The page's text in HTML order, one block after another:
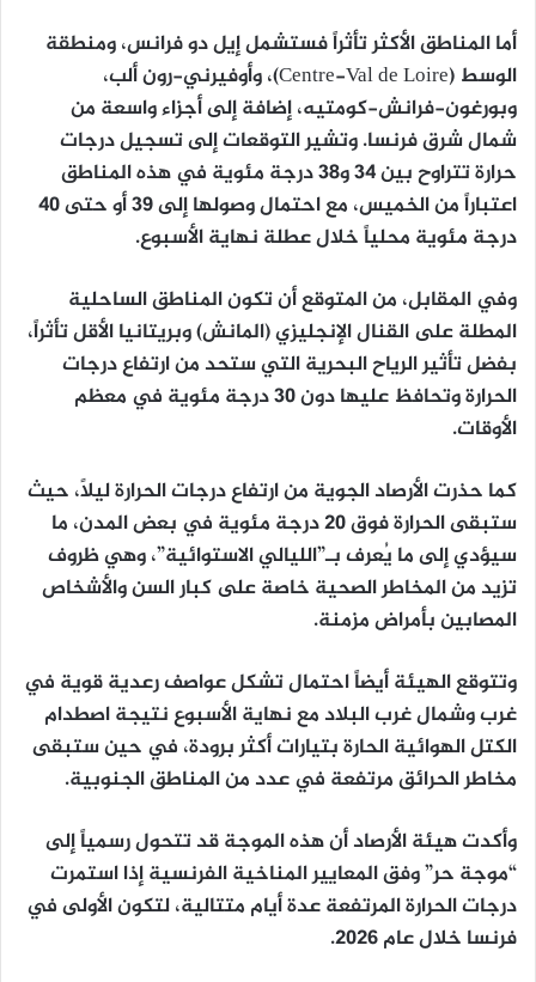
أما المناطق الأكثر تأثراً فستشمل إيل دو فرانس، ومنطقة
الوسط (Centre-Val de Loire)، وأوفيرني-رون ألب،
وبورغون-فرانش-كومتيه، إضافة إلى أجزاء واسعة من
شمال شرق فرنسا. وتشير التوقعات إلى تسجيل درجات
حرارة تتراوح بين 34 و38 درجة مئوية في هذه المناطق
اعتباراً من الخميس، مع احتمال وصولها إلى 39 أو حتى 40
درجة مئوية محلياً خلال عطلة نهاية الأسبوع.
وفي المقابل، من المتوقع أن تكون المناطق الساحلية
المطلة على القنال الإنجليزي (المانش) وبريتانيا الأقل تأثراً،
بفضل تأثير الرياح البحرية التي ستحد من ارتفاع درجات
الحرارة وتحافظ عليها دون 30 درجة مئوية في معظم
الأوقات.
كما حذرت الأرصاد الجوية من ارتفاع درجات الحرارة ليلاً، حيث
ستبقى الحرارة فوق 20 درجة مئوية في بعض المدن، ما
سيؤدي إلى ما يُعرف بـ”الليالي الاستوائية”، وهي ظروف
تزيد من المخاطر الصحية خاصة على كبار السن والأشخاص
المصابين بأمراض مزمنة.
وتتوقع الهيئة أيضاً احتمال تشكل عواصف رعدية قوية في
غرب وشمال غرب البلاد مع نهاية الأسبوع نتيجة اصطدام
الكتل الهوائية الحارة بتيارات أكثر برودة، في حين ستبقى
مخاطر الحرائق مرتفعة في عدد من المناطق الجنوبية.
وأكدت هيئة الأرصاد أن هذه الموجة قد تتحول رسمياً إلى
“موجة حر” وفق المعايير المناخية الفرنسية إذا استمرت
درجات الحرارة المرتفعة عدة أيام متتالية، لتكون الأولى في
فرنسا خلال عام 2026.